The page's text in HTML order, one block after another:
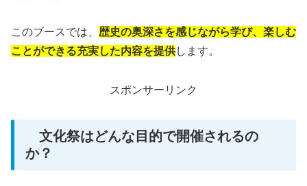
このブースでは、 歴史の奥深さを感じながら学び、楽しむ
ことができる充実した内容を提供します。
スポンサーリンク
文化祭はどんな目的で開催されるの
か？